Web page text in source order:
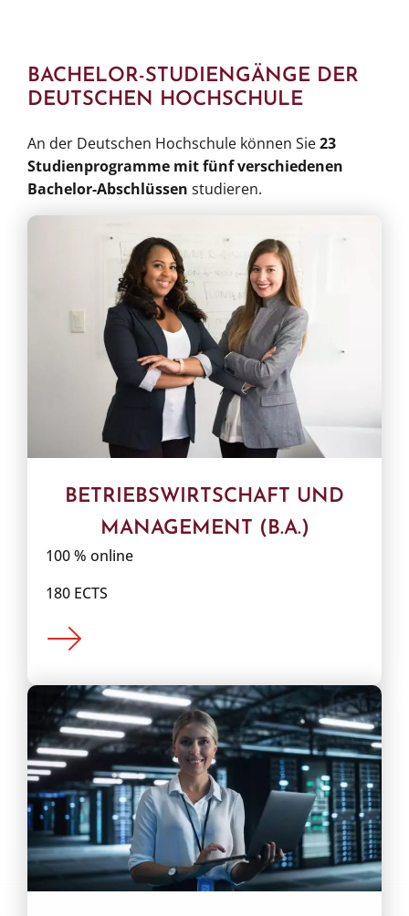
BACHELOR-STUDIENGÄNGE DER
DEUTSCHEN HOCHSCHULE
An der Deutschen Hochschule können Sie23
Studienprogramme mit fünf verschiedenen
Bachelor-Abschlüssen studieren.
BETRIEBSWIRTSCHAFT UND
MANAGEMENT (B.A.)
100 % online
180 ECTS